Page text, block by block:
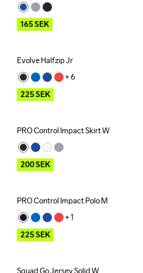
165SEK
Outlet
Evolve Halfzip Jr
+ 6
225SEK
Outlet
PRO Control Impact Skirt W
200SEK
Outlet
PRO Control Impact Polo M
+ 1
225SEK
Squad Go Jersey Solid W